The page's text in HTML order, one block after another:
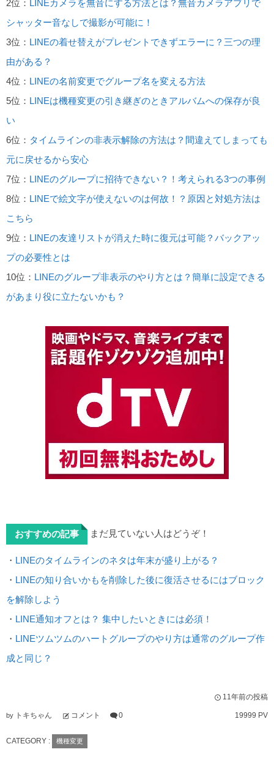
2位： LINEカメラを無音にする方法とは？無音カメラアプリで
シャッター音なしで撮影が可能に！
3位： LINEの着せ替えがプレゼントできずエラーに？三つの理
由がある？
4位： LINEの名前変更でグループ名を変える方法
5位： LINEは機種変更の引き継ぎのときアルバムへの保存が良
い
6位： タイムラインの非表示解除の方法は？間違えてしまっても
元に戻せるから安心
7位： LINEのグループに招待できない？！考えられる3つの事例
8位： LINEで絵文字が使えないのは何故！？原因と対処方法は
こちら
9位： LINEの友達リストが消えた時に復元は可能？バックアッ
プの必要性とは
10位： LINEのグループ非表示のやり方とは？簡単に設定できる
があまり役に立たないかも？
おすすめの記事 まだ見ていない人はどうぞ！
・ LINEのタイムラインのネタは年末が盛り上がる？
・ LINEの知り合いかもを削除した後に復活させるにはブロック
を解除しよう
・ LINE通知オフとは？ 集中したいときには必須！
・ LINEツムツムのハートグループのやり方は通常のグループ作
成と同じ？
11年前の投稿
by トキちゃん コメント 0 19999 PV
CATEGORY : 機種変更